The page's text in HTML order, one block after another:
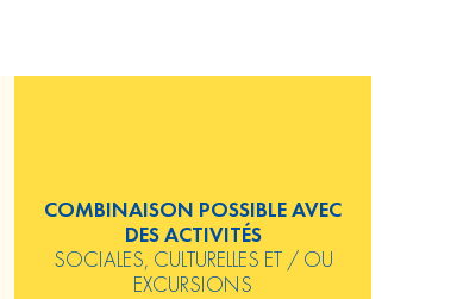
COMBINAISON POSSIBLE AVEC
DES ACTIVITÉS
SOCIALES, CULTURELLES ET / OU
EXCURSIONS